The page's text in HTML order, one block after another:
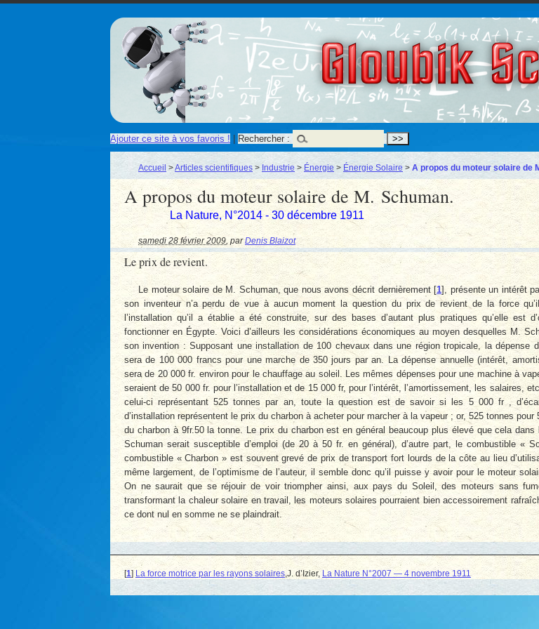
Ajouter ce site à vos favoris ! | Rechercher :
Accueil >Articles scientifiques > Industrie > Énergie > Énergie Solaire > A propos du moteur solaire de
A propos du moteur solaire de M. Schuman.
La Nature, N°2014 - 30 décembre 1911
samedi 28 février 2009, parDenis Blaizot
Le prix de revient.
Le moteur solaire de M. Schuman, que nous avons décrit dernièrement[1]
, présente un intérêt
son inventeur n’a perdu de vue à aucun moment la question du prix de revient de la force
l’installation qu’il a établie a été construite, sur des bases d’autant plus pratiques qu’elle est
fonctionner en Égypte. Voici d’ailleurs les considérations économiques au moyen desquelles M.
son invention : Supposant une installation de 100 chevaux dans une région tropicale, la dépense
sera de 100 000 francs pour une marche de 350 jours par an. La dépense annuelle (intérêt,
sera de 20 000 fr. environ pour le chauffage au soleil. Les mêmes dépenses pour une machine à
seraient de 50 000 fr. pour l’installation et de 15 000 fr, pour l’intérêt, l’amortissement, les salaires,
celui-ci représentant 525 tonnes par an, toute la question est de savoir si les 5 000 fr ,
d’installation représentent le prix du charbon à acheter pour marcher à la vapeur ; or, 525 tonnes pour
du charbon à 9fr.50 la tonne. Le prix du charbon est en général beaucoup plus élevé que cela
Schuman serait susceptible d’emploi (de 20 à 50 fr. en général), d’autre part, le combustible «
combustible « Charbon » est souvent grevé de prix de transport fort lourds de la côte au lieu
même largement, de l’optimisme de l’auteur, il semble donc qu’il puisse y avoir pour le moteur
On ne saurait que se réjouir de voir triompher ainsi, aux pays du Soleil, des moteurs sans
transformant la chaleur solaire en travail, les moteurs solaires pourraient bien accessoirement
ce dont nul en somme ne se plaindrait.
[1] La force motrice par les rayons solaires ,J. d’Izier, La Nature N°2007 — 4 novembre 1911